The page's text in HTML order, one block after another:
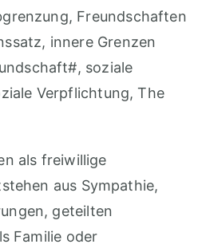
, Freundschaften
, innere Grenzen
, soziale
Verpflichtung,The
als freiwillige
aus Sympathie,
geteilten
Familie oder